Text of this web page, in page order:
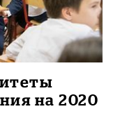
на 2020